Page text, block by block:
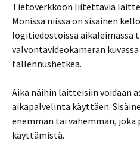
Tietoverkkoon liitettäviä
Monissa niissä on sisäinen
logitiedostoissa aikaleimassa
valvontavideokameran
tallennushetkeä.
Aika näihin laitteisiin voidaan
aikapalvelinta käyttäen.
enemmän tai vähemmän,
käyttämistä.